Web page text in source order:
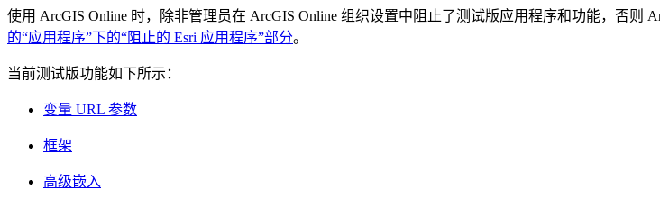
使用 ArcGIS Online 时，除非管理员在 ArcGIS Online 组织设置中阻止了测试版应用程序和功能，否则
的“应用程序”下的“阻止的 Esri 应用程序”部分。
当前测试版功能如下所示：
变量 URL 参数
框架
高级嵌入